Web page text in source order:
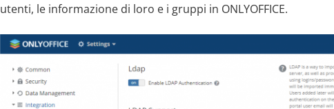
utenti, le informazione di loro e i gruppi in ONLYOFFICE.